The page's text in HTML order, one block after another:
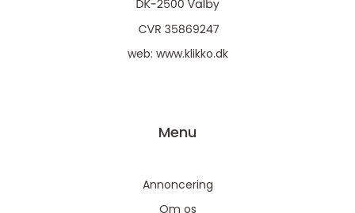
web: www.klikko.dk
Menu
Annoncering
Om os